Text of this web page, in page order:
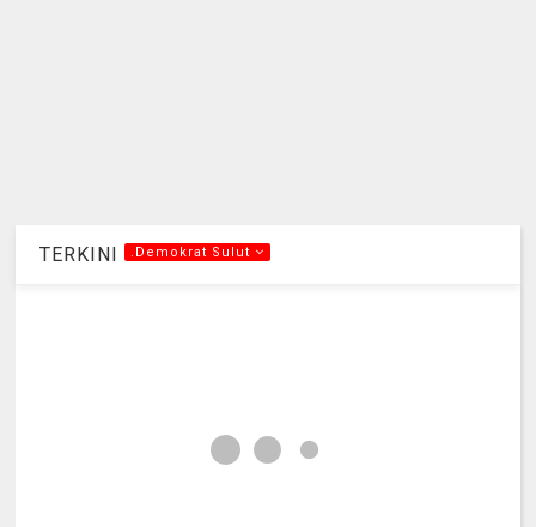
TERKINI .Demokrat Sulut